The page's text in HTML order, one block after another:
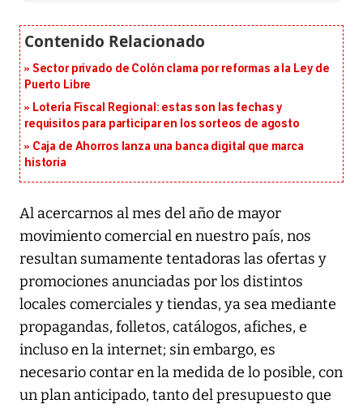
Sector privado de Colón clama por reformas a la Ley de
Puerto Libre
Lotería Fiscal Regional: estas son las fechas y
requisitos para participar en los sorteos de agosto
Caja de Ahorros lanza una banca digital que marca
historia
Al acercarnos al mes del año de mayor
movimiento comercial en nuestro país, nos
resultan sumamente tentadoras las ofertas y
promociones anunciadas por los distintos
locales comerciales y tiendas, ya sea mediante
propagandas, folletos, catálogos, afiches, e
incluso en la internet; sin embargo, es
necesario contar en la medida de lo posible, con
un plan anticipado, tanto del presupuesto que